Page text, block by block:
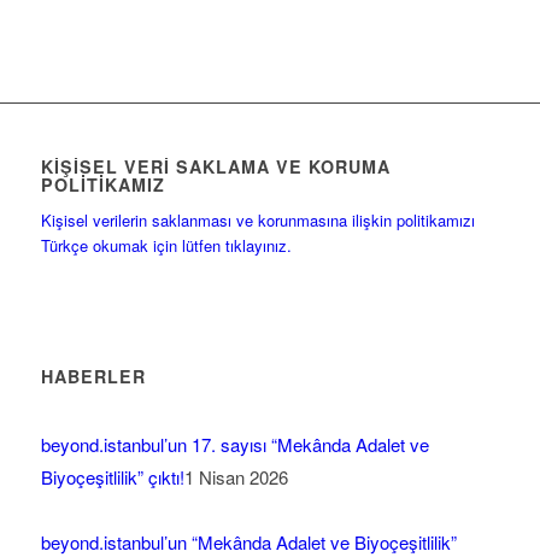
KIŞISEL VERI SAKLAMA VE KORUMA
POLITIKAMIZ
Kişisel verilerin saklanması ve korunmasına ilişkin politikamızı
Türkçe okumak için lütfen tıklayınız.
HABERLER
beyond.istanbul’un 17. sayısı “Mekânda Adalet ve
Biyoçeşitlilik” çıktı!1 Nisan 2026
beyond.istanbul’un “Mekânda Adalet ve Biyoçeşitlilik”